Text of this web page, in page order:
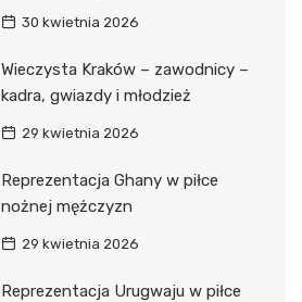
30 kwietnia 2026
Wieczysta Kraków – zawodnicy –
kadra, gwiazdy i młodzież
29 kwietnia 2026
Reprezentacja Ghany w piłce
nożnej mężczyzn
29 kwietnia 2026
Reprezentacja Urugwaju w piłce